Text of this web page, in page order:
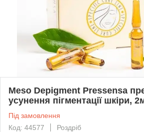
Meso Depigment Pressensa
усунення пігментації шкіри,
Під замовлення
Код: 44577
Роздріб